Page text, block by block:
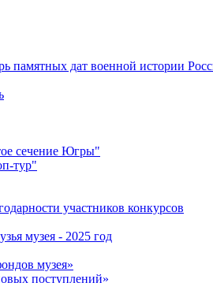
памятных дат военной истории
сечение Югры"
тур"
участников конкурсов
музея - 2025 год
музея»
поступлений»